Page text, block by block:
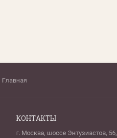
Главная
КОНТАКТЫ
г. Москва, шоссе Энтузиастов, 56,